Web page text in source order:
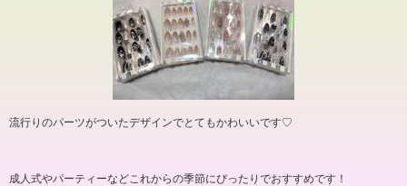
流行りのパーツがついたデザインでとてもかわいいです♡
成人式やパーティーなどこれからの季節にぴったりでおすすめです！